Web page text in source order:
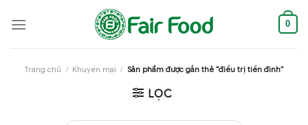
0
Trang chủ / Khuyến mại / Sản phẩm được gắn thẻ “điều trị tiền đình”
LỌC